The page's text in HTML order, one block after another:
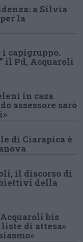
a Silvia
la
capigruppo.
il Pd, Acquaroli
in casa
assessore sarò
di Ciarapica è
il discorso di
della
bis
di attesa»